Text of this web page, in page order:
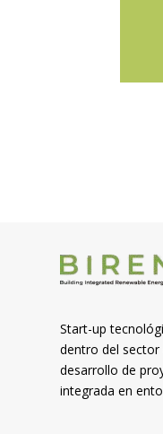
Start-up
dentro del sector
desarrollo de
integrada en